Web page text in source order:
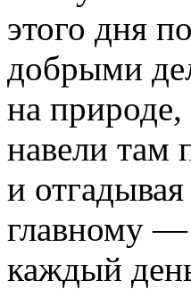
этого дня
добрыми
на
навели там
и
главному —
каждый